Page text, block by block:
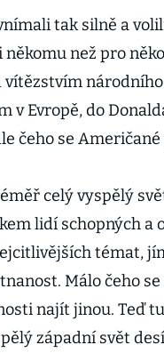
tak silně a
než pro
vítězstvím
v Evropě, do
čeho se
celý vyspělý
lidí schopných a
témat,
Málo čeho
najít jinou. Teď
západní svět